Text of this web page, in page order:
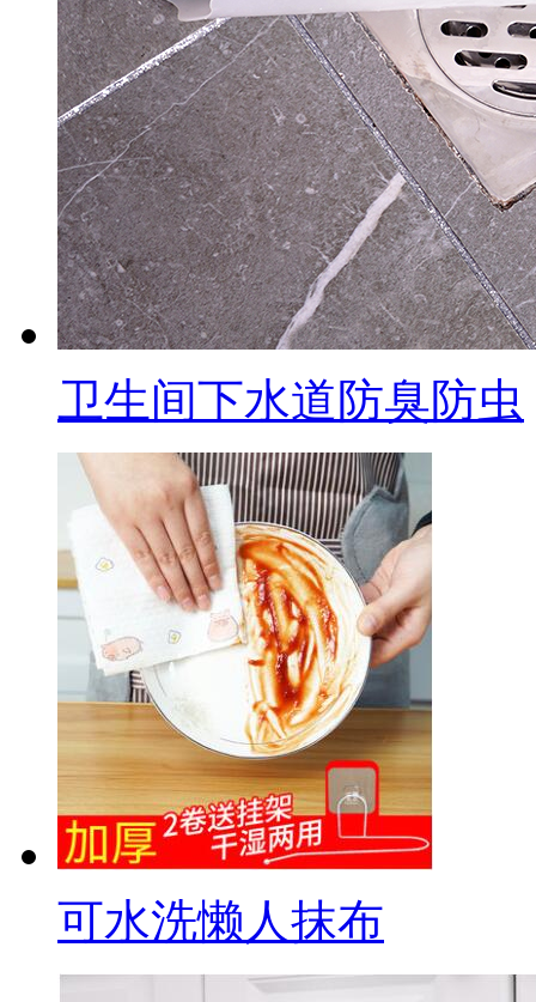
卫生间下水道防臭防虫
可水洗懒人抹布